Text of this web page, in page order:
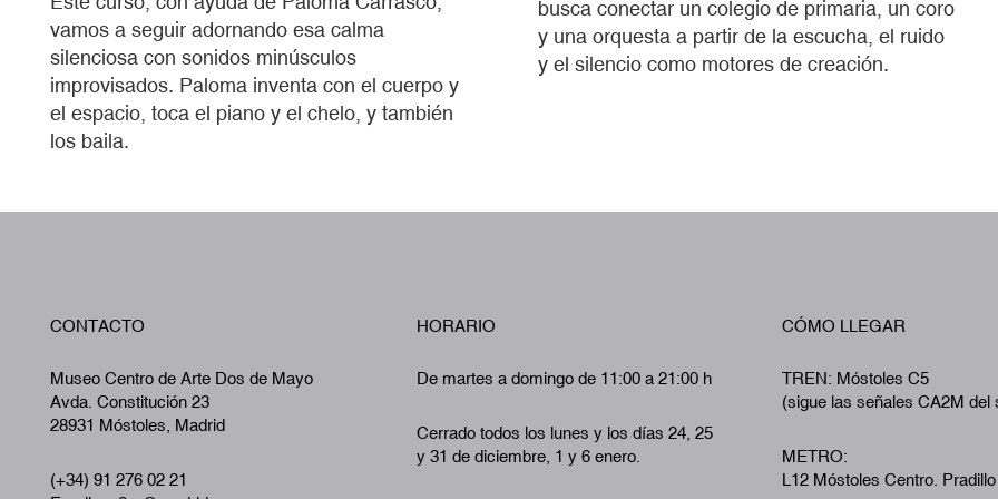
vamos a seguir adornando esa calma
silenciosa con sonidos minúsculos
improvisados. Paloma inventa con el cuerpo y
el espacio, toca el piano y el chelo, y también
los baila.
busca conectar un colegio de primaria, un coro
y una orquesta a partir de la escucha, el ruido
y el silencio como motores de creación.
CONTACTO
Museo Centro de Arte Dos de Mayo
Avda. Constitución 23
28931 Móstoles, Madrid
(+34) 91 276 02 21
HORARIO
De martes a domingo de 11:00 a 21:00 h
Cerrado todos los lunes y los días 24, 25
y 31 de diciembre, 1 y 6 enero.
CÓMO LLEGAR
TREN: Móstoles C5
(sigue las señales CA2M del
METRO:
L12 Móstoles Centro. Pradillo